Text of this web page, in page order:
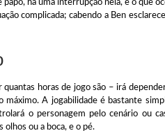
há uma interrupção nela, e o que
complicada; cabendo a Ben
quantas horas de jogo são – irá
máximo. A jogabilidade é bastante
o personagem pelo cenário ou
olhos ou a boca, e o pé.